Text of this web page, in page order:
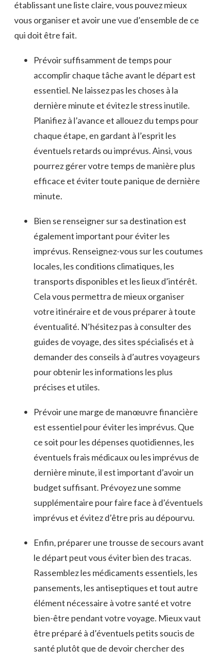
établissant ​une liste claire, vous⁣ pouvez⁣ mieux
vous organiser‌ et avoir une ⁤vue d’ensemble de ce
qui doit être fait.
Prévoir ⁢suffisamment ​de temps pour
⁤accomplir​ chaque ‌tâche ⁢avant le départ est
essentiel. Ne laissez pas ⁣les ⁤choses ⁤à la‌
dernière minute et évitez⁤ le ‍stress ⁣inutile.
Planifiez​ à l’avance ⁣et allouez du temps pour
chaque étape, ⁣en gardant à l’esprit les
éventuels retards ou‌ imprévus.⁢ Ainsi, vous
⁢pourrez gérer votre temps​ de manière plus
efficace ⁤et‍ éviter⁤ toute⁢ panique ‍de ​dernière⁣
minute.
Bien​ se⁤ renseigner sur sa‌ destination est
également important pour éviter les
imprévus. Renseignez-vous sur les coutumes⁢
locales, les conditions climatiques, les
transports ‌disponibles et les lieux d’intérêt.
Cela vous ⁣permettra ⁤de mieux ​organiser
votre itinéraire et​ de vous préparer⁣ à toute
éventualité. N’hésitez ⁣pas à consulter des‍
guides de⁤ voyage, des ⁢sites spécialisés et à
demander des conseils à d’autres ⁢voyageurs
pour‌ obtenir les⁤ informations les ⁣plus ​
précises et utiles.
Prévoir une marge de manœuvre financière
est essentiel pour ​éviter les ⁢imprévus. ⁤Que
ce⁣ soit pour les dépenses​ quotidiennes, les
éventuels frais médicaux ou‍ les imprévus de
dernière minute, il est important d’avoir un
budget suffisant.​ Prévoyez une somme
supplémentaire ‍pour faire face à​ d’éventuels
imprévus ‍et évitez ‌d’être pris au dépourvu.
Enfin,‍ préparer une‍ trousse⁤ de secours avant
le départ ⁤peut vous éviter bien ⁣des tracas.
Rassemblez‍ les‌ médicaments essentiels,​ les‍
pansements, les antiseptiques et tout autre
élément nécessaire⁤ à​ votre santé et votre
‍bien-être ⁤pendant votre voyage. ‍Mieux vaut
être préparé à d’éventuels petits soucis de
santé plutôt que de ⁤devoir chercher des